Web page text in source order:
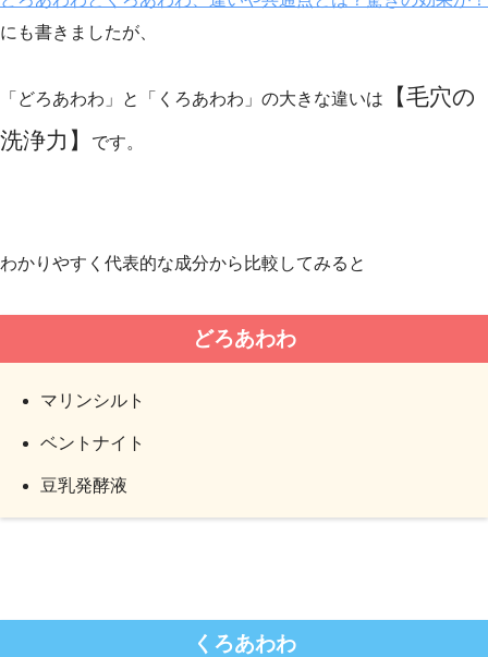
にも書きましたが、
「どろあわわ」と「くろあわわ」の大きな違いは
【毛穴の
洗浄力】
です。
わかりやすく代表的な成分から比較してみると
どろあわわ
マリンシルト
ベントナイト
豆乳発酵液
くろあわわ